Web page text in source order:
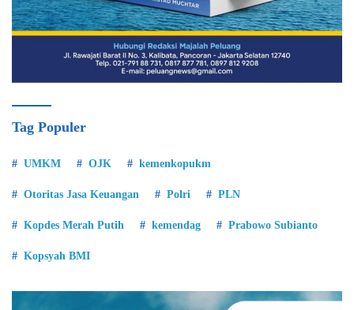
Tag Populer
UMKM OJK kemenkopukm
Otoritas Jasa Keuangan Polri PLN
Kopdes Merah Putih kemendag Prabowo Subianto
Kopsyah BMI